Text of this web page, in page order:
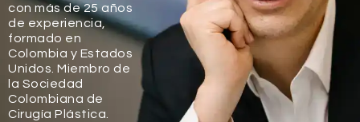
con más de 25 años
de experiencia,
formado en
Colombia y Estados
Unidos. Miembro de
la Sociedad
Colombiana de
Cirugía Plástica.